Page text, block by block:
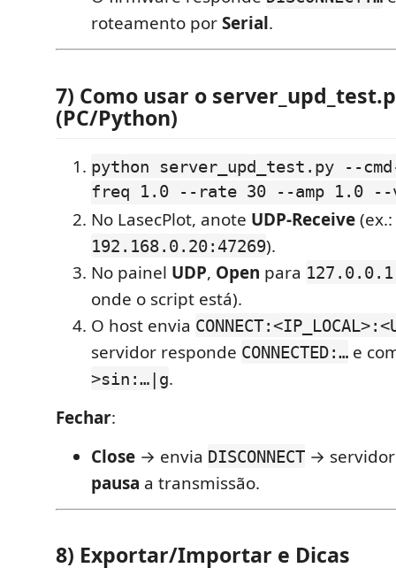
roteamento porSerial.
7) Como usar o
(PC/Python)
python server_upd_test.py --
freq 1.0 --rate 30 --amp 1.0
No LasecPlot, anote UDP-Receive(ex.:
192.168.0.20:47269).
No painel UDP, Open para
onde o script está).
O host envia
servidor responde CONNECTED:… e
>sin:…|g.
Fechar:
Close → envia DISCONNECT →
pausa a transmissão.
8) Exportar/Importar e Dicas